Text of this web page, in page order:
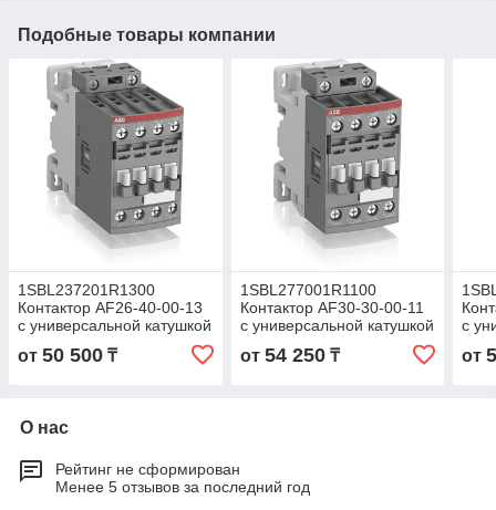
Подобные товары компании
1SBL237201R1300
Контактор AF26-40-00-13
с универсальной катушкой
управления 100-
250BAC/DC
от 50 500 ₸
1SBL277001R1100
Контактор AF30-30-00-11
с универсальной катушкой
управления 24-60BAC/20-
60BDC
от 54 250₸
с
от
О нас
Рейтинг не сформирован
Менее 5 отзывов за последний год